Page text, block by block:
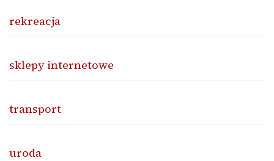
rekreacja
sklepy internetowe
transport
uroda